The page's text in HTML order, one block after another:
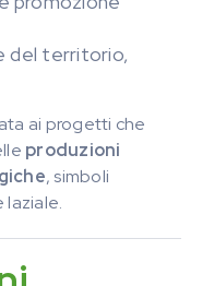
del territorio,
ai progetti che
produzioni
, simboli
laziale.